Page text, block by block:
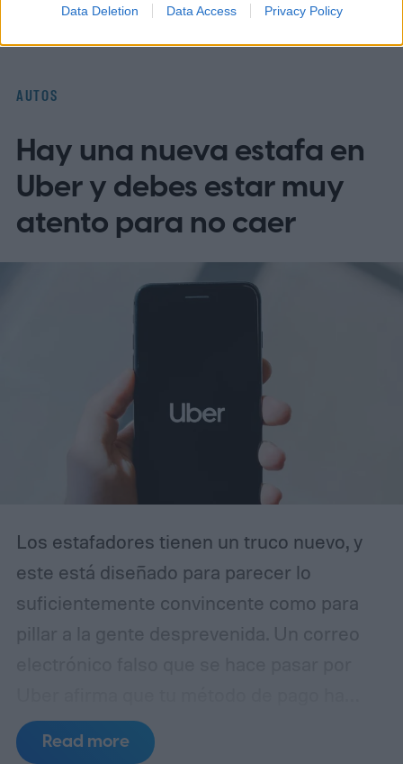
Data Deletion Data Access Privacy Policy
AUTOS
Hay una nueva estafa en
Uber y debes estar muy
atento para no caer
Los estafadores tienen un truco nuevo, y
este está diseñado para parecer lo
suficientemente convincente como para
pillar a la gente desprevenida. Un correo
caducado y te insta a actualizar tus datos
de facturación inmediatamente. A simple
Read more